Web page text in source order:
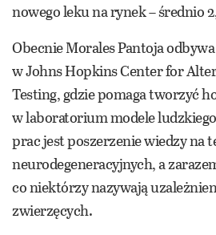
nowego leku na rynek – średnio
Obecnie Morales Pantoja
w Johns Hopkins Center for
Testing, gdzie pomaga tworzyć
w laboratorium modele
prac jest poszerzenie wiedzy na
neurodegeneracyjnych, a
co niektórzy nazywają
zwierzęcych.